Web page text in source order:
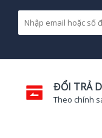
ĐỔI TRẢ
Theo chính